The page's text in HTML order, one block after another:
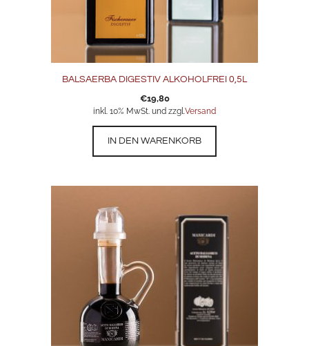
BALSAERBA DIGESTIV ALKOHOLFREI 0,5L
€19,80
inkl. 10% MwSt. und zzgl.Versand
IN DEN WARENKORB